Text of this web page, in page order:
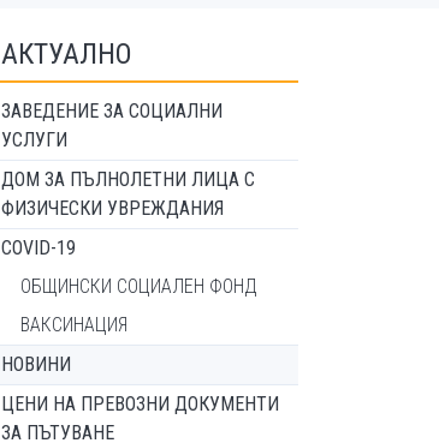
АКТУАЛНО
ЗАВЕДЕНИЕ ЗА СОЦИАЛНИ
УСЛУГИ
ДОМ ЗА ПЪЛНОЛЕТНИ ЛИЦА С
ФИЗИЧЕСКИ УВРЕЖДАНИЯ
COVID-19
ОБЩИНСКИ СОЦИАЛЕН ФОНД
ВАКСИНАЦИЯ
НОВИНИ
ЦЕНИ НА ПРЕВОЗНИ ДОКУМЕНТИ
ЗА ПЪТУВАНЕ